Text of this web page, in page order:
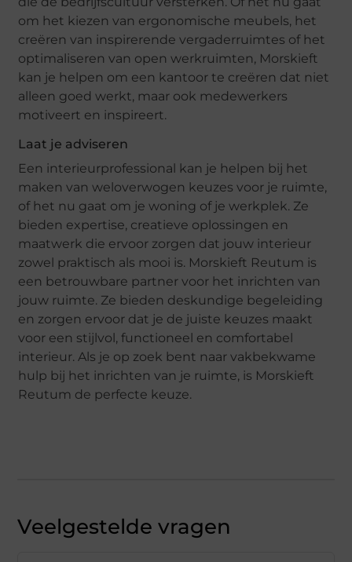
om het kiezen van ergonomische meubels, het
creëren van inspirerende vergaderruimtes of het
optimaliseren van open werkruimten, Morskieft
kan je helpen om een kantoor te creëren dat niet
alleen goed werkt, maar ook medewerkers
motiveert en inspireert.
Laat je adviseren
Een interieurprofessional kan je helpen bij het
maken van weloverwogen keuzes voor je ruimte,
of het nu gaat om je woning of je werkplek. Ze
bieden expertise, creatieve oplossingen en
maatwerk die ervoor zorgen dat jouw interieur
zowel praktisch als mooi is. Morskieft Reutum is
een betrouwbare partner voor het inrichten van
jouw ruimte. Ze bieden deskundige begeleiding
en zorgen ervoor dat je de juiste keuzes maakt
voor een stijlvol, functioneel en comfortabel
interieur. Als je op zoek bent naar vakbekwame
hulp bij het inrichten van je ruimte, is Morskieft
Reutum de perfecte keuze.
Veelgestelde vragen